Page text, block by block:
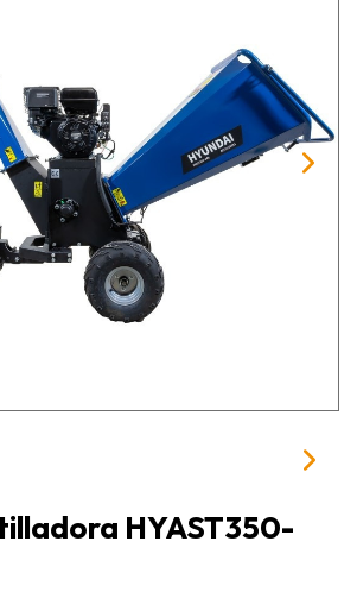
HYAST350-